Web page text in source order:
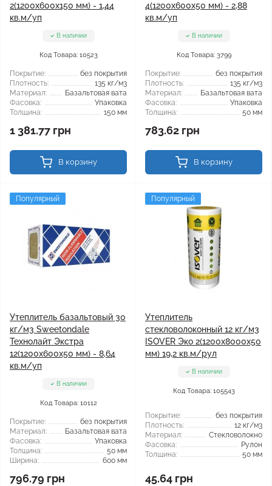
2(1200x600x150 мм) - 1,44
кв.м/уп
В наличии
Код Товара: 10523
Покрытие:
без покрытия
Плотность:
135 кг/м3
Материал:
Базальтовая вата
Фасовка:
Упаковка
Толщина:
150 мм
1 381.77 грн
В корзину
4(1200x600x50 мм) - 2,88
кв.м/уп
В наличии
Код Товара: 3799
Покрытие:
без покрытия
Плотность:
135 кг/м3
Материал:
Базальтовая вата
Фасовка:
Упаковка
Толщина:
50 мм
783.62 грн
В корзину
Популярный
Утеплитель базальтовый 30
кг/м3 Sweetondale
Технолайт Экстра
12(1200x600x50 мм) - 8,64
кв.м/уп
В наличии
Код Товара: 10112
Покрытие:
без покрытия
Материал:
Базальтовая вата
Фасовка:
Упаковка
Толщина:
50 мм
Ширина:
600 мм
796.79 грн
Популярный
Утеплитель
стекловолоконный 12 кг/м3
ISOVER Эко 2(1200x8000x50
мм) 19,2 кв.м/рул
В наличии
Код Товара: 105543
Покрытие:
без покрытия
Плотность:
12 кг/м3
Материал:
Стекловолокно
Фасовка:
Рулон
Толщина:
50 мм
45.64 грн